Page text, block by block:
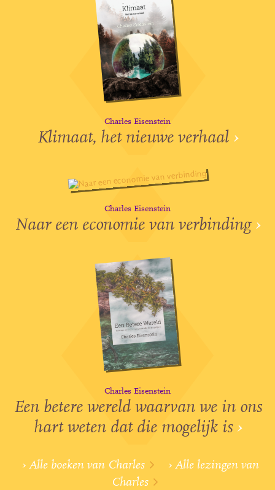
Charles Eisenstein
Klimaat, het nieuwe verhaal ›
Charles Eisenstein
Naar een economie van verbinding ›
Charles Eisenstein
Een betere wereld waarvan we in ons
hart weten dat die mogelijk is ›
› Alle boeken van Charles
› Alle lezingen van
Charles